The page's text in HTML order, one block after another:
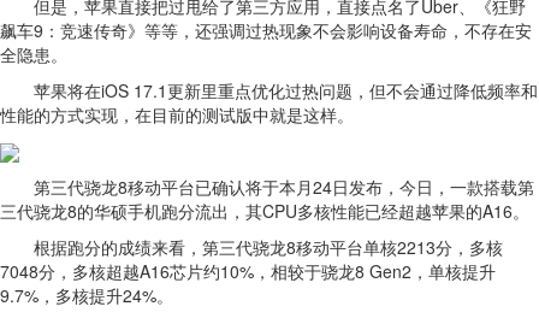
但是，苹果直接把过甩给了第三方应用，直接点名了Uber、《狂野
飙车9：竞速传奇》等等，还强调过热现象不会影响设备寿命，不存在安
全隐患。
苹果将在iOS 17.1更新里重点优化过热问题，但不会通过降低频率和
性能的方式实现，在目前的测试版中就是这样。
第三代骁龙8移动平台已确认将于本月24日发布，今日，一款搭载第
三代骁龙8的华硕手机跑分流出，其CPU多核性能已经超越苹果的A16。
根据跑分的成绩来看，第三代骁龙8移动平台单核2213分，多核
7048分，多核超越A16芯片约10%，相较于骁龙8 Gen2，单核提升
9.7%，多核提升24%。